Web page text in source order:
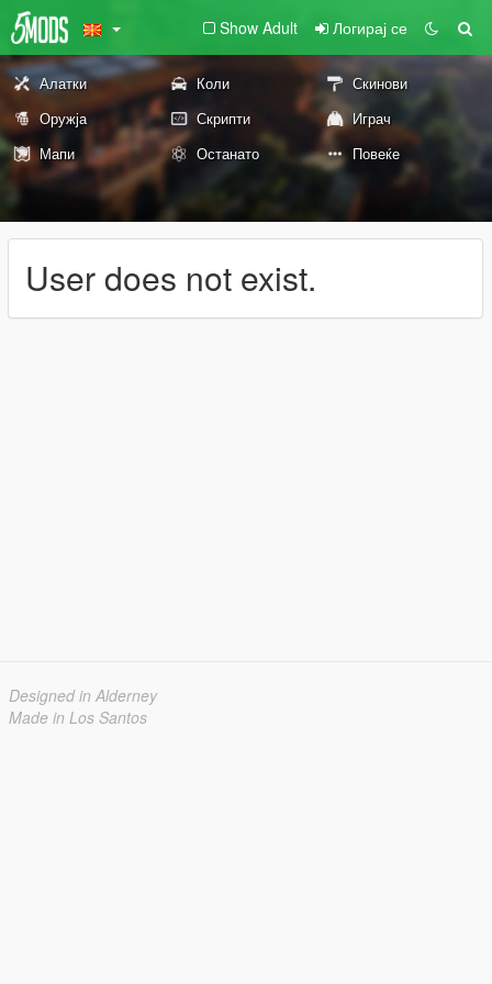
Show Adult Логирај се
Алатки Коли
Скинови
Оружја
Скрипти
Играч
Мапи
Останато Повеќе
User does not exist.
Designed in Alderney
Made in Los Santos